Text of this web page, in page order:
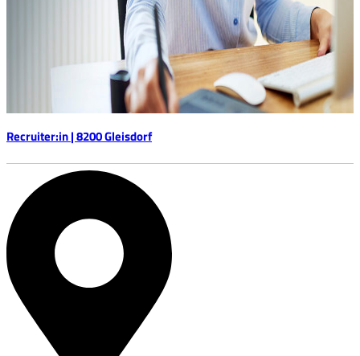
Recruiter:in | 8200 Gleisdorf